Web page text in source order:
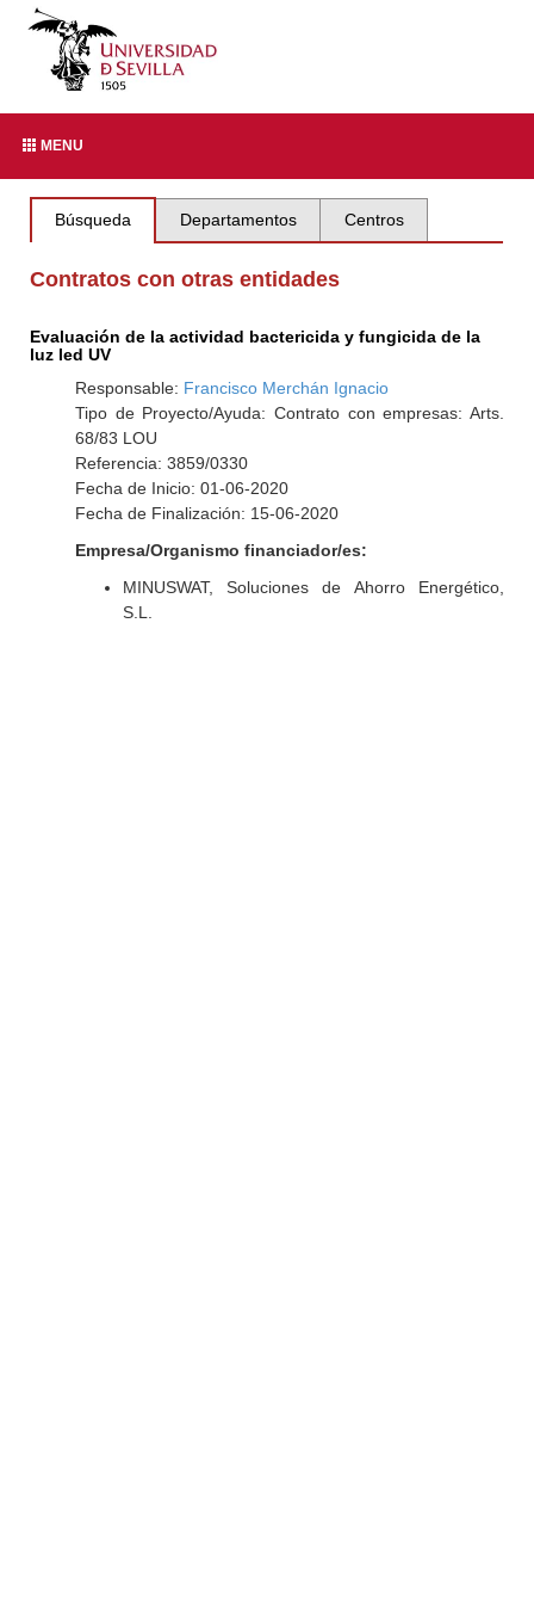
MENU
Búsqueda Departamentos Centros
Contratos con otras entidades
Evaluación de la actividad bactericida y fungicida de la
luz led UV
Responsable: Francisco Merchán Ignacio
Tipo de Proyecto/Ayuda: Contrato con empresas: Arts.
68/83 LOU
Referencia: 3859/0330
Fecha de Inicio: 01-06-2020
Fecha de Finalización: 15-06-2020
Empresa/Organismo financiador/es:
MINUSWAT, Soluciones de Ahorro Energético,
S.L.